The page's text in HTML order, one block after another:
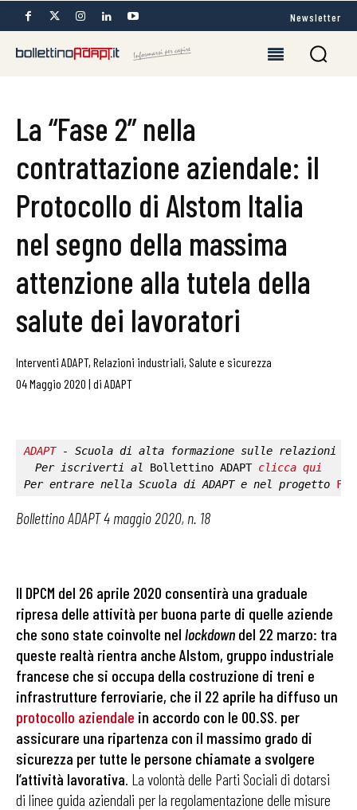
Newsletter
La “Fase 2” nella
contrattazione aziendale: il
Protocollo di Alstom Italia
nel segno della massima
attenzione alla tutela della
salute dei lavoratori
Interventi ADAPT, Relazioni industriali, Salute e sicurezza
04 Maggio 2020 | di ADAPT
ADAPT - Scuola di alta formazione sulle relazioni
Per iscriverti al Bollettino ADAPT clicca qui
Per entrare nella Scuola di ADAPT e nel progetto
Bollettino ADAPT 4 maggio 2020, n. 18
Il DPCM del 26 aprile 2020 consentirà una graduale
ripresa delle attività per buona parte di quelle aziende
che sono state coinvolte nel lockdown del 22 marzo: tra
queste realtà rientra anche Alstom, gruppo industriale
francese che si occupa della costruzione di treni e
infrastrutture ferroviarie, che il 22 aprile ha diffuso un
protocollo aziendale in accordo con le OO.SS. per
assicurare una ripartenza con il massimo grado di
sicurezza per tutte le persone chiamate a svolgere
l’attività lavorativa. La volontà delle Parti Sociali di dotarsi
di linee guida aziendali per la regolamentazione delle misure